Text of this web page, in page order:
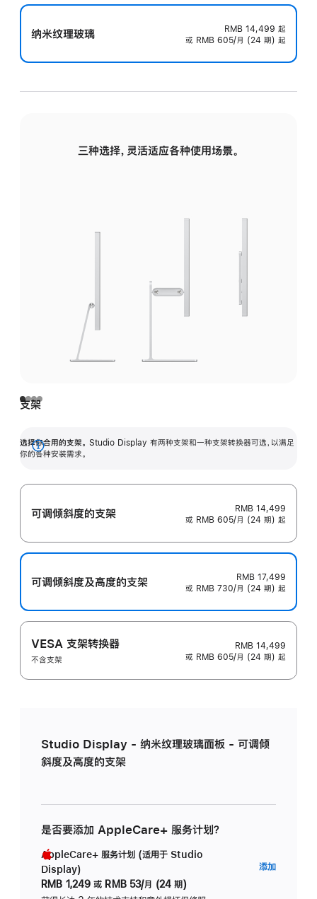
纳米纹理玻璃 RMB 14,499 起
或 RMB 605/月 (24 期) 起
三种选择，灵活适应各种使用场景。
支架
选择你合用的支架。 Studio Display 有两种支架和一种支架转换器可选，以满足
你的各种安装需求。
展
可调倾斜度的支架
RMB 14,499
或 RMB 605/月 (24 期) 起
可调倾斜度及高‍度的支‍架
RMB 17,499
或 RMB 730/月 (24 期) 起
VESA 支架转换器
不含支架
RMB 14,499
或 RMB 605/月 (24 期) 起
Studio Display - 纳米纹理玻璃面板 - 可调倾
斜度及高度的支架
是否要添加 AppleCare+ 服务计划？
AppleCare+ 服务计划 (适用于 Studio
Display)
RMB 1,249 或 RMB 53/月 (24 期)
添加